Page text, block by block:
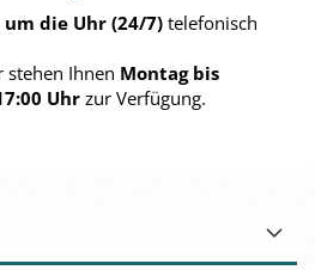
die Uhr (24/7) telefonisch
stehen Ihnen Montag bis
Uhr zur Verfügung.